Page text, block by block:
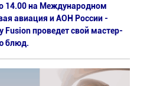
14.00 на Международном
авиация и АОН России -
Fusion проведет свой мастер-
блюд.